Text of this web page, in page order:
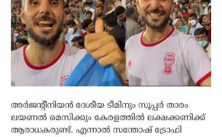
അര്‍ജന്റീനിയന്‍ ദേശീയ ടീമിനും സൂപ്പര്‍ താരം
ലയണല്‍ മെസിക്കും കേരളത്തില്‍ ലക്ഷക്കണിക്ക്
ആരാധകരുണ്ട്. എന്നാല്‍ സന്തോഷ് ട്രോഫി